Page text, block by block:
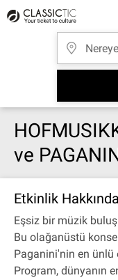
ve
Etkinlik Hakkında
Eşsiz bir müzik
Bu olağanüstü
Paganini'nin en ünlü
Program, dünyanın